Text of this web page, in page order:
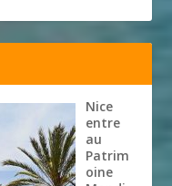
Nice
entre
au
Patrim
oine